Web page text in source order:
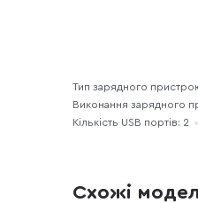
Тип зарядного
Виконання зарядного
Кількість USB портів: 2
Схожі